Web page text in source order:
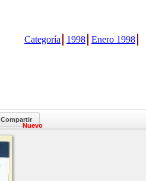
Categoría 1998 Enero 1998
Compartir
Nuevo